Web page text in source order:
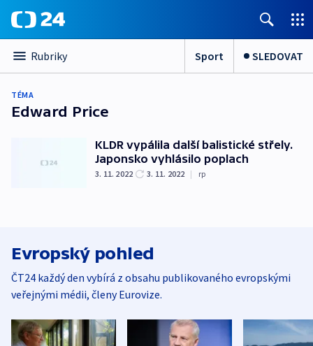
Rubriky Sport SLEDOVAT
TÉMA
Edward Price
KLDR vypálila další balistické střely.
Japonsko vyhlásilo poplach
3. 11. 2022 3. 11. 2022 | rp
Evropský pohled
ČT24 každý den vybírá z obsahu publikovaného evropskými
veřejnými médii, členy Eurovize.